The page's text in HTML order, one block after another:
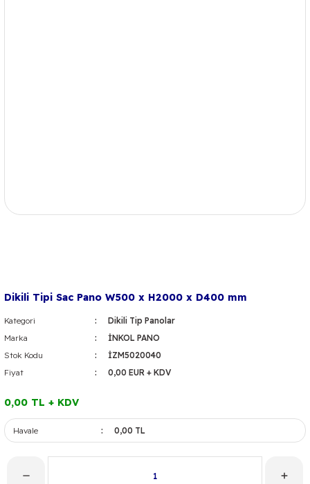
Dikili Tipi Sac Pano W500 x H2000 x D400 mm
Kategori
Dikili Tip Panolar
Marka
İNKOL PANO
Stok Kodu
İZM5020040
Fiyat
0,00 EUR + KDV
0,00 TL + KDV
Havale 0,00 TL